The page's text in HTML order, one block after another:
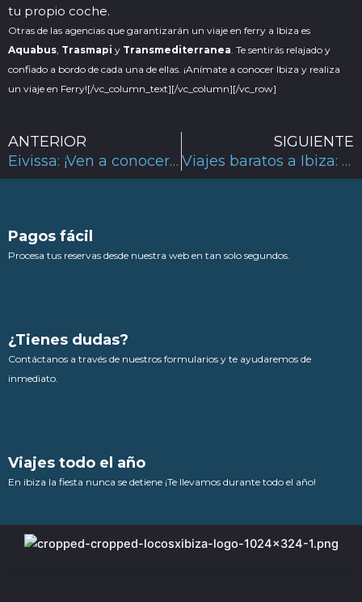
tu propio coche.
Otras de las agencias que garantizarán un viaje en ferry a Ibiza es
Aquabus Trasmapi y Transmediterranea . Te sentirás relajado y
confiado a bordo de cada una de ellas. ¡Anímate a conocer Ibiza y realiza
un viaje en Ferry![/vc_column_text][/vc_column][/vc_row]
Ant
ANTERIOR
Eivissa: ¡Ven a conocer el encanto e historia de la isla!
SIGUIENTE
Viajes baratos a Ibiza: una oferta irresistible
Pagos fácil
Procesa tus reservas desde nuestra web en tan solo segundos.
¿Tienes dudas?
Contáctanos a través de nuestros formularios y te ayudaremos de
inmediato.
Viajes todo el año
En ibiza la fiesta nunca se detiene ¡Te llevamos durante todo el año!